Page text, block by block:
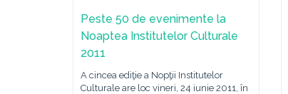
Peste 50 de evenimente la
Noaptea Institutelor Culturale
2011
A cincea ediţie a Nopţii Institutelor
Culturale are loc vineri, 24 iunie 2011, în